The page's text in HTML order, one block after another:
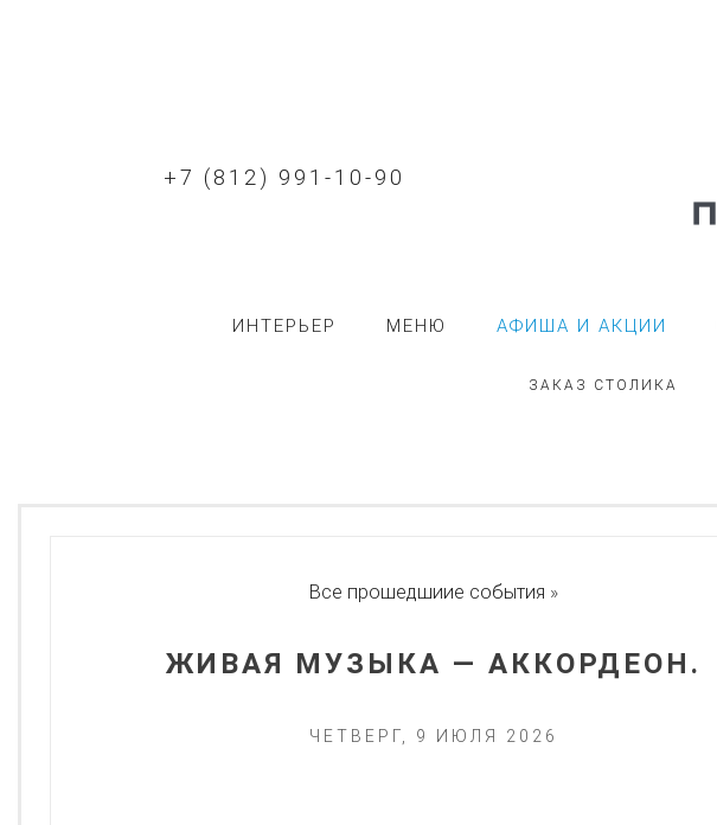
+7 (812) 991-10-90
ИНТЕРЬЕР МЕНЮ АФИША И АКЦИИ
ЗАКАЗ СТОЛИКА
Все прошедшиие события »
ЖИВАЯ МУЗЫКА — АККОРДЕОН.
ЧЕТВЕРГ, 9 ИЮЛЯ 2026